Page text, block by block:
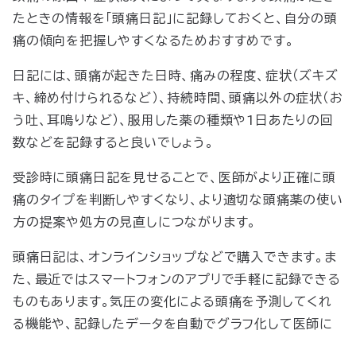
たときの情報を「頭痛日記」に記録しておくと、自分の頭
痛の傾向を把握しやすくなるためおすすめです。
日記には、頭痛が起きた日時、痛みの程度、症状（ズキズ
キ、締め付けられるなど）、持続時間、頭痛以外の症状（お
う吐、耳鳴りなど）、服用した薬の種類や1日あたりの回
数などを記録すると良いでしょう。
受診時に頭痛日記を見せることで、医師がより正確に頭
痛のタイプを判断しやすくなり、より適切な頭痛薬の使い
方の提案や処方の見直しにつながります。
頭痛日記は、オンラインショップなどで購入できます。ま
た、最近ではスマートフォンのアプリで手軽に記録できる
ものもあります。気圧の変化による頭痛を予測してくれ
る機能や、記録したデータを自動でグラフ化して医師に